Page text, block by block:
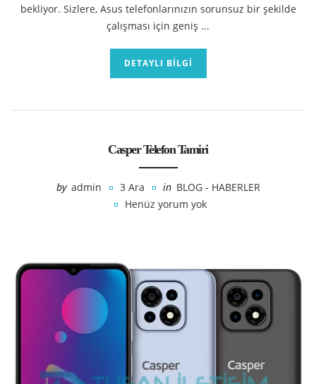
bekliyor. Sizlere, Asus telefonlarınızın sorunsuz bir şekilde
çalışması için geniş ...
DETAYLI BILGI
Casper Telefon Tamiri
by admin 3 Ara in BLOG - HABERLER
Henüz yorum yok